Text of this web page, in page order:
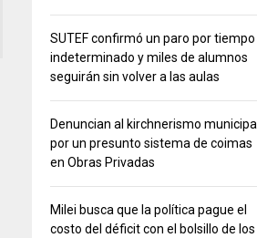
SUTEF confirmó un paro por tiempo
indeterminado y miles de alumnos
seguirán sin volver a las aulas
Denuncian al kirchnerismo municipal
por un presunto sistema de coimas
en Obras Privadas
Milei busca que la política pague el
costo del déficit con el bolsillo de los